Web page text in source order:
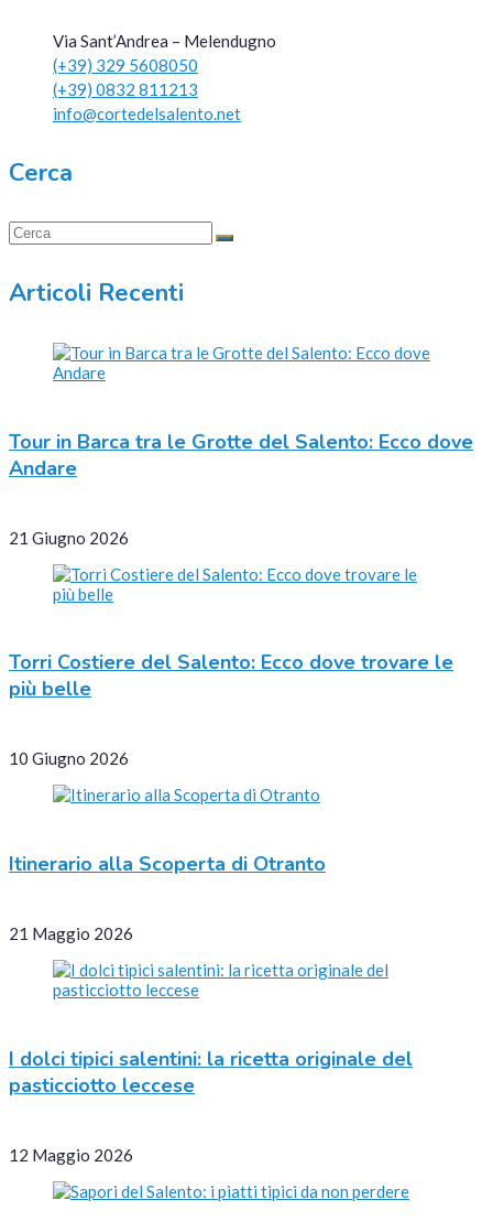
Via Sant’Andrea – Melendugno
(+39) 329 5608050
(+39) 0832 811213
info@cortedelsalento.net
Cerca
Articoli Recenti
Tour in Barca tra le Grotte del Salento: Ecco dove
Andare
21 Giugno 2026
Torri Costiere del Salento: Ecco dove trovare le
più belle
10 Giugno 2026
Itinerario alla Scoperta di Otranto
21 Maggio 2026
I dolci tipici salentini: la ricetta originale del
pasticciotto leccese
12 Maggio 2026